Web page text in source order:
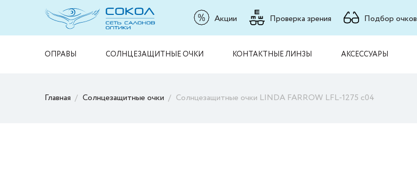
Акции Проверка зрения Подбор очков
ОПРАВЫ СОЛНЦЕЗАЩИТНЫЕ ОЧКИ КОНТАКТНЫЕ ЛИНЗЫ АКСЕССУАРЫ
Главная Солнцезащитные очки Солнцезащитные очки LINDA FARROW LFL-1275 c04